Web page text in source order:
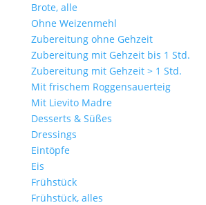
Brote, alle
Ohne Weizenmehl
Zubereitung ohne Gehzeit
Zubereitung mit Gehzeit bis 1 Std.
Zubereitung mit Gehzeit > 1 Std.
Mit frischem Roggensauerteig
Mit Lievito Madre
Desserts & Süßes
Dressings
Eintöpfe
Eis
Frühstück
Frühstück, alles